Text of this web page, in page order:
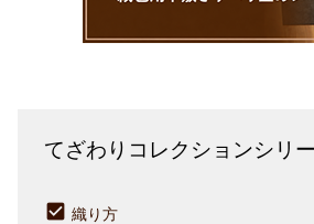
てざわりコレクションシリ
織り方